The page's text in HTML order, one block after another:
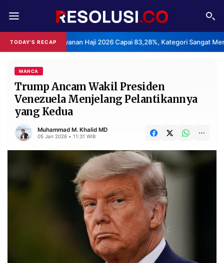
TODAY'S RECAP
Kepuasan Layanan Haji 2026 Capai 83,28%, Kategori Sangat
REDAKSI TENTANG
RESOLUSI IKLAN
RUBRIKASI
EDITORIAL AKSARA
FINANSIA PERSONA
DAERAH NASIONAL
SPORT
BERITA
WARGA
KIRIM
TULISAN
MANCA
Trump Ancam Wakil Presiden
Venezuela Menjelang Pelantikannya
yang Kedua
Muhammad M. Khalid MD
05 Jan 2026 • 11:31 WIB